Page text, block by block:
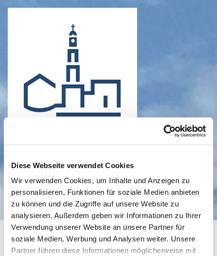
Diese Webseite verwendet Cookies
Wir verwenden Cookies, um Inhalte und Anzeigen zu
personalisieren, Funktionen für soziale Medien anbieten
zu können und die Zugriffe auf unsere Website zu
analysieren. Außerdem geben wir Informationen zu Ihrer
Verwendung unserer Website an unsere Partner für
soziale Medien, Werbung und Analysen weiter. Unsere
Partner führen diese Informationen möglicherweise mit
+ Dienst: Nulf / Tobias